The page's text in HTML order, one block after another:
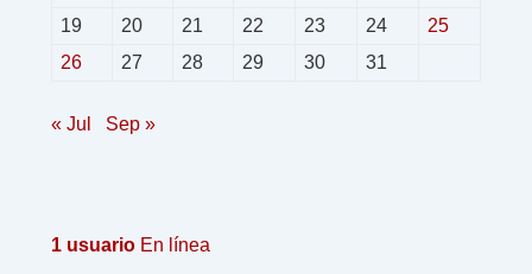
19
20 21 22 23 24
25
26
27 28 29 30 31
« Jul Sep »
1 usuario En línea